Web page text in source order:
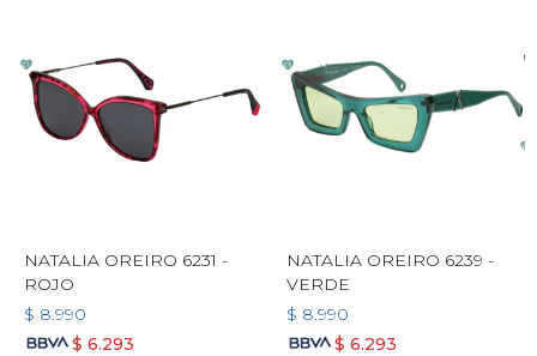
NATALIA OREIRO 6231 -
ROJO
$ 8.990
$ 6.293
NATALIA OREIRO 6239 -
VERDE
$ 8.990
$ 6.293